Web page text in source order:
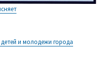
и молодежи города